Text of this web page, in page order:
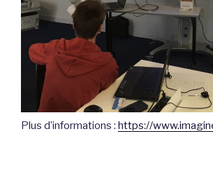
Plus d’informations : https://